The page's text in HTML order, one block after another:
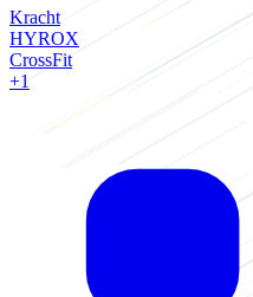
Kracht
HYROX
CrossFit
+1